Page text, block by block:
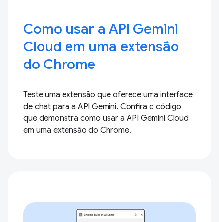
Como usar a API Gemini
Cloud em uma extensão
do Chrome
Teste uma extensão que oferece uma interface
de chat para a API Gemini. Confira o código
que demonstra como usar a API Gemini Cloud
em uma extensão do Chrome.